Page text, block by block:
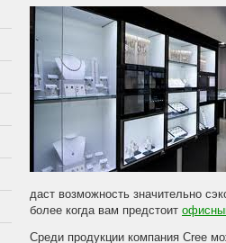
даст возможность значительно
более когда вам предстоит
Среди продукции компания Cree